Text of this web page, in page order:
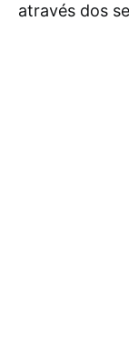
através dos